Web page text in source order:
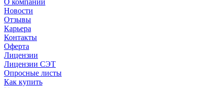
О компании
Новости
Отзывы
Карьера
Контакты
Оферта
Лицензии
Лицензии СЭТ
Опросные листы
Как купить